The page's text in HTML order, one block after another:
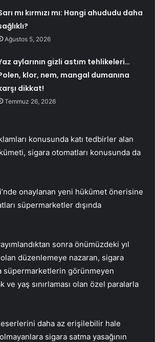
mı kırmızı mı: Hangi ahududu daha
Ağustos 5, 2026
aylarının gizli astım tehlikeleri…
klor, nem, mangal dumanına
dikkat!
Temmuz 26, 2026
konusunda katı tedbirler alan
sigara otomatları konusunda da
onaylanan yeni hükümet önerisine
süpermarketler dışında
sonra önümüzdeki yıl
düzenlemeye nazaran, sigara
süpermarketlerin görünmeyen
ve yaş sınırlaması olan özel paralarla
daha az erişilebilir hale
sigara satma yasağının